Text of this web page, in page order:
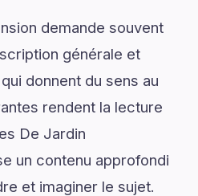
demande souvent
générale et
donnent du sens au
rendent la lecture
De Jardin
un contenu approfondi
et imaginer le sujet.